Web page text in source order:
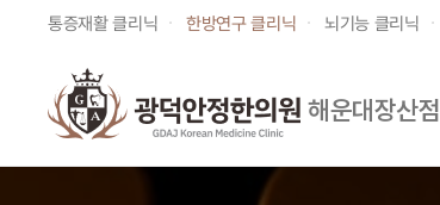
통증재활 클리닉 한방연구 클리닉 뇌기능 클리닉
해운대장산점